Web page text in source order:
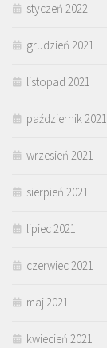
styczeń 2022
grudzień 2021
listopad 2021
październik 2021
wrzesień 2021
sierpień 2021
lipiec 2021
czerwiec 2021
maj 2021
kwiecień 2021